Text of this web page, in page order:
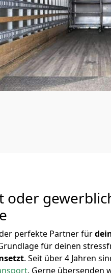
oder
perfekte Partner für
für deinen
. Seit über 4 Jahren
. Gerne übersenden